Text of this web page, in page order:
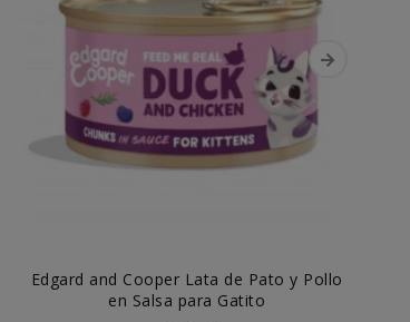
Edgard and Cooper Lata de Pato y Pollo
en Salsa para Gatito